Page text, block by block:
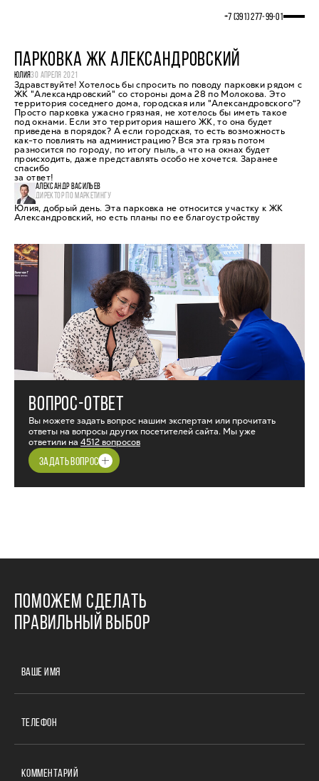
+7 (391) 277‒99‒01
ПАРКОВКА ЖК АЛЕКСАНДРОВСКИЙ
ЮЛИЯ30 АПРЕЛЯ 2021
Здравствуйте! Хотелось бы спросить по поводу парковки рядом с
ЖК "Александровский" со стороны дома 28 по Молокова. Это
территория соседнего дома, городская или "Александровского"?
Просто парковка ужасно грязная, не хотелось бы иметь такое
под окнами. Если это территория нашего ЖК, то она будет
приведена в порядок? А если городская, то есть возможность
как-то повлиять на администрацию? Вся эта грязь потом
разносится по городу, по итогу пыль, а что на окнах будет
происходить, даже представлять особо не хочется. Заранее
спасибо
за ответ!
АЛЕКСАНДР ВАСИЛЬЕВ
ДИРЕКТОР ПО МАРКЕТИНГУ
Юлия, добрый день. Эта парковка не относится участку к ЖК
Александровский, но есть планы по ее благоустройству
ВОПРОС-ОТВЕТ
Вы можете задать вопрос нашим экспертам или прочитать
ответы на вопросы других посетителей сайта. Мы уже
ответили на 4512 вопросов
ЗАДАТЬ ВОПРОС
ПОМОЖЕМ СДЕЛАТЬ
ПРАВИЛЬНЫЙ ВЫБОР
ВАШЕ ИМЯ
ТЕЛЕФОН
КОММЕНТАРИЙ